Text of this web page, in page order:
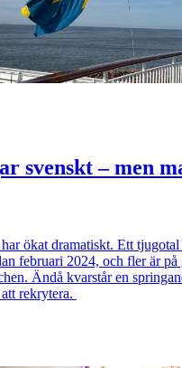
svenskt – men
ökat dramatiskt. Ett
februari 2024, och fler är
Ändå kvarstår en
rekrytera.